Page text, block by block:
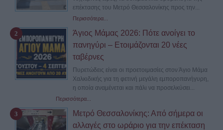
επέκτασης του Μετρό Θεσσαλονίκης προς την...
Περισσότερα...
Άγιος Μάμας 2026: Πότε ανοίγει το
πανηγύρι – Ετοιμάζονται 20 νέες
ταβέρνες
Πυρετώδεις είναι οι προετοιμασίες στον Άγιο Μάμα
Χαλκιδικής για τη φετινή μεγάλη εμποροπανήγυρη,
η οποία αναμένεται και πάλι να προσελκύσει...
Περισσότερα...
Μετρό Θεσσαλονίκης: Από σήμερα οι
αλλαγές στο ωράριο για την επέκταση